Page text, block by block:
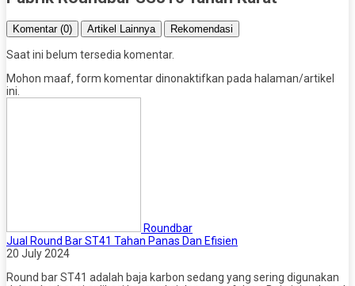
Komentar (0) Artikel Lainnya Rekomendasi
Saat ini belum tersedia komentar.
Mohon maaf, form komentar dinonaktifkan pada halaman/artikel
ini.
Roundbar
Jual Round Bar ST41 Tahan Panas Dan Efisien
20 July 2024
Round bar ST41 adalah baja karbon sedang yang sering digunakan